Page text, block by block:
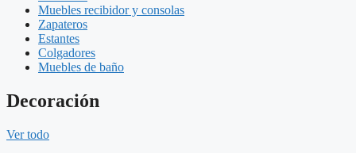
Muebles recibidor y consolas
Zapateros
Estantes
Colgadores
Muebles de baño
Decoración
Ver todo